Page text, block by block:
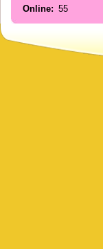
Online: 55